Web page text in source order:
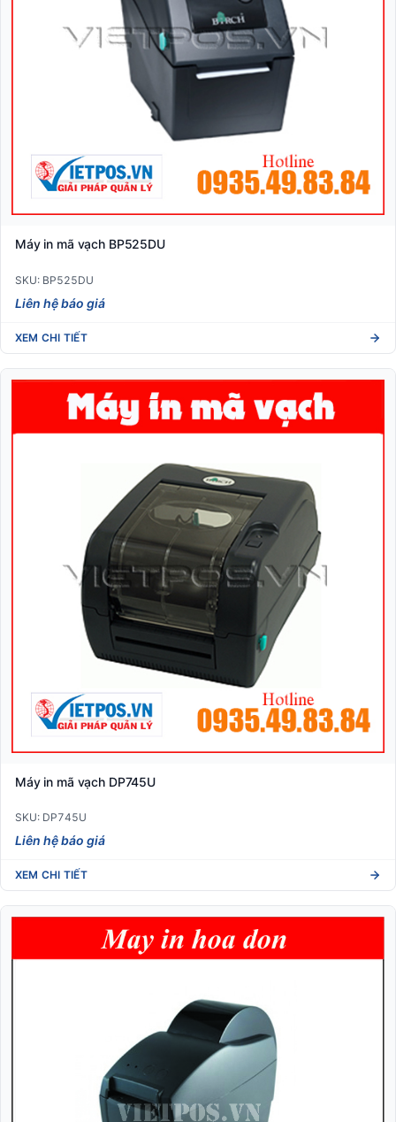
Máy in mã vạch BP525DU
SKU: BP525DU
Liên hệ báo giá
XEM CHI TIẾT
Máy in mã vạch DP745U
SKU: DP745U
Liên hệ báo giá
XEM CHI TIẾT